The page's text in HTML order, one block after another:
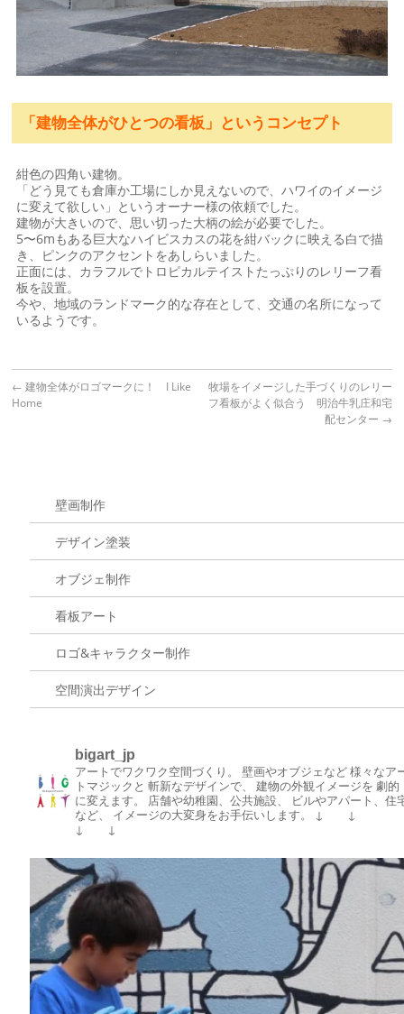
「建物全体がひとつの看板」というコンセプト
紺色の四角い建物。
「どう見ても倉庫か工場にしか見えないので、ハワイのイメージ
に変えて欲しい」というオーナー様の依頼でした。
建物が大きいので、思い切った大柄の絵が必要でした。
5〜6mもある巨大なハイビスカスの花を紺バックに映える白で描
き、ピンクのアクセントをあしらいました。
正面には、カラフルでトロピカルテイストたっぷりのレリーフ看
板を設置。
今や、地域のランドマーク的な存在として、交通の名所になって
いるようです。
← 建物全体がロゴマークに！ I Like
Home
牧場をイメージした手づくりのレリー
フ看板がよく似合う 明治牛乳庄和宅
配センター →
壁画制作
デザイン塗装
オブジェ制作
看板アート
ロゴ&キャラクター制作
空間演出デザイン
bigart_jp
アートでワクワク空間づくり。 壁画やオブジェなど様々なア
トマジックと 斬新なデザインで、 建物の外観イメージを 劇的
に変えます。
店舗や幼稚園、公共施設、
ビルやアパート、住
など、
イメージの大変身をお手伝いします。
↓ ↓
↓ ↓